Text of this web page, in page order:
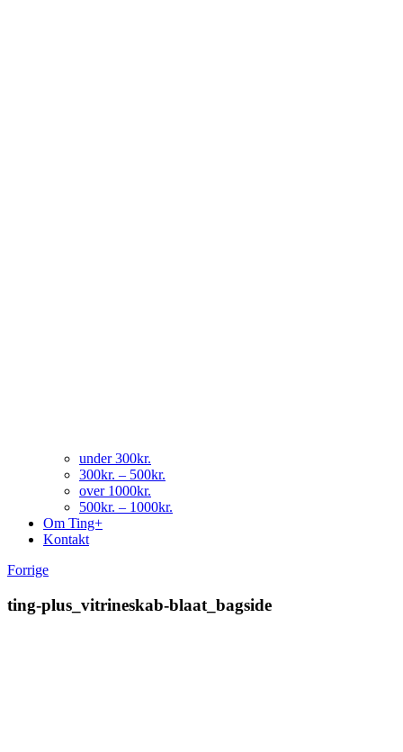
under 300kr.
300kr. – 500kr.
over 1000kr.
500kr. – 1000kr.
Om Ting+
Kontakt
Forrige
ting-plus_vitrineskab-blaat_bagside